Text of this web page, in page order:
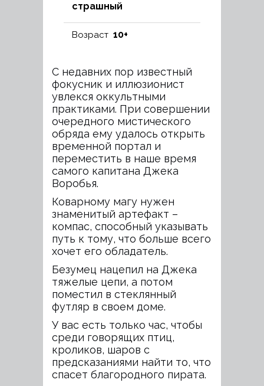
страшный
Возраст 10+
С недавних пор известный
фокусник и иллюзионист
увлекся оккультными
практиками. При совершении
очередного мистического
обряда ему удалось открыть
временной портал и
переместить в наше время
самого капитана Джека
Воробья.
Коварному магу нужен
знаменитый артефакт –
компас, способный указывать
путь к тому, что больше всего
хочет его обладатель.
Безумец нацепил на Джека
тяжелые цепи, а потом
поместил в стеклянный
футляр в своем доме.
У вас есть только час, чтобы
среди говорящих птиц,
кроликов, шаров с
предсказаниями найти то, что
спасет благородного пирата.